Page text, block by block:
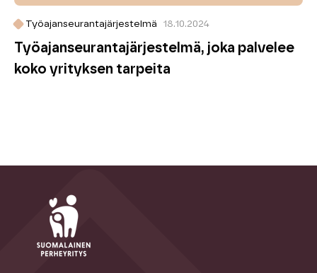
Työajanseurantajärjestelmä 18.10.2024
Työajanseurantajärjestelmä, joka palvelee
koko yrityksen tarpeita